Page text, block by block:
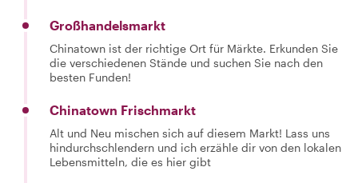
Großhandelsmarkt
Chinatown ist der richtige Ort für Märkte. Erkunden Sie
die verschiedenen Stände und suchen Sie nach den
besten Funden!
Chinatown Frischmarkt
Alt und Neu mischen sich auf diesem Markt! Lass uns
hindurchschlendern und ich erzähle dir von den lokalen
Lebensmitteln, die es hier gibt